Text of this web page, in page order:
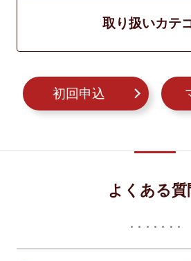
取り扱いカテ
初回申込
よくある質